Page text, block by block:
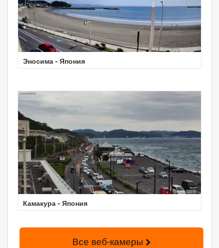
Эносима - Япония
Камакура - Япония
Все веб-камеры